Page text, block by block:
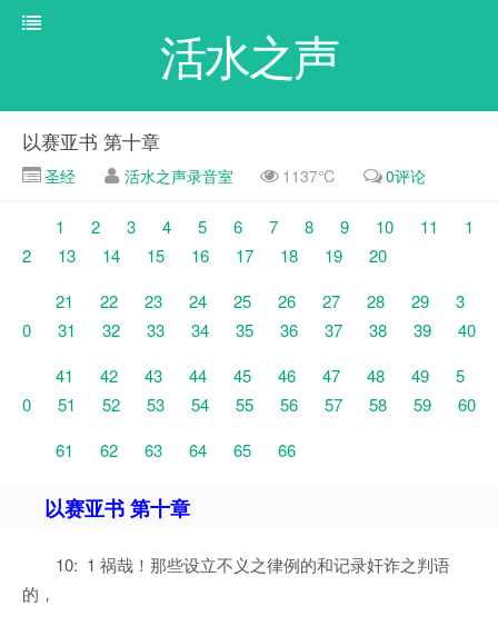
活水之声
以赛亚书 第十章
圣经 活水之声录音室 1137℃ 0评论
1 2 3 4 5 6 7 8 9 10 11
1
2
13 14 15 16 17 18 19
20
21
22 23 24 25 26 27 28 29
3
0
31 32 33 34 35 36 37 38 39
40
41
42 43 44 45 46 47 48 49
5
0
51 52 53 54 55 56 57 58 59
60
61
62 63 64 65 66
以赛亚书 第十章
10: 1 祸哉！那些设立不义之律例的和记录奸诈之判语
的，